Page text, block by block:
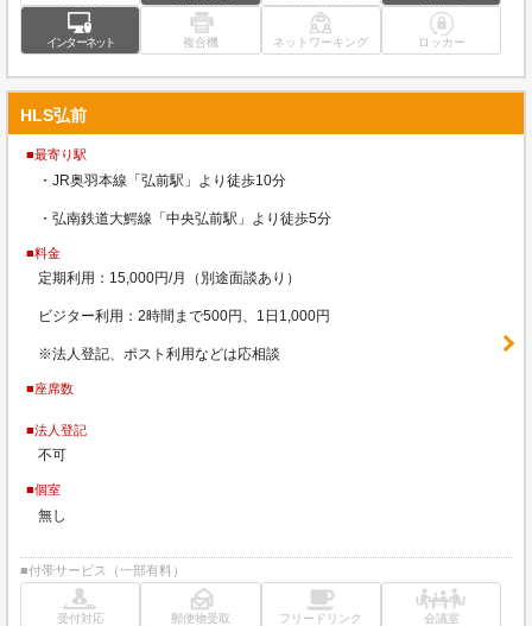
インターネット 複合機 ネットワーキング ロッカー
HLS弘前
■最寄り駅
・JR奥羽本線「弘前駅」より徒歩10分
・弘南鉄道大鰐線「中央弘前駅」より徒歩5分
■料金
定期利用：15,000円/月（別途面談あり）
ビジター利用：2時間まで500円、1日1,000円
※法人登記、ポスト利用などは応相談
■座席数
■法人登記
不可
■個室
無し
■付帯サービス（一部有料）
受付対応 郵便物受取 フリードリンク 会議室